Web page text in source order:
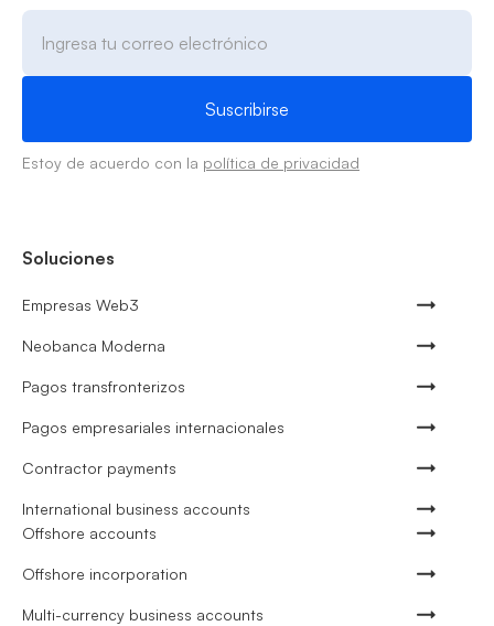
Estoy de acuerdo con la política de privacidad
Soluciones
Empresas Web3
Neobanca Moderna
Pagos transfronterizos
Pagos empresariales internacionales
Contractor payments
International business accounts
Offshore accounts
Offshore incorporation
Multi-currency business accounts